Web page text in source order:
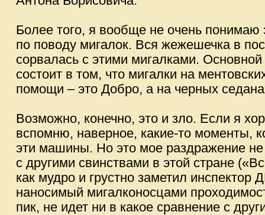
Более того, я вообще не очень понимаю
по поводу мигалок. Вся жежешечка в
сорвалась с этими мигалками.
состоит в том, что мигалки на
помощи – это Добро, а на черных
Возможно, конечно, это и зло. Если я
вспомню, наверное, какие-то моменты,
эти машины. Но это мое раздражение не
с другими свинствами в этой стране
как мудро и грустно заметил
наносимый мигалконосцами
пик, не идет ни в какое сравнение с